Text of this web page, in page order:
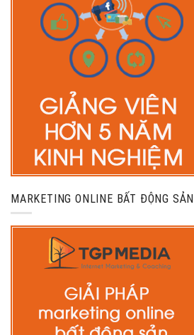
MARKETING ONLINE BẤT ĐỘNG SẢN